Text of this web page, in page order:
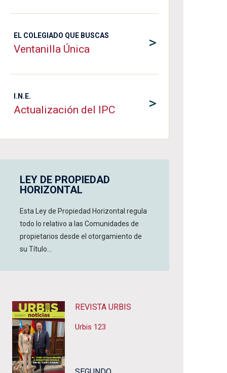
>
EL COLEGIADO QUE BUSCAS
Ventanilla Única
>
I.N.E.
Actualización del IPC
LEY DE PROPIEDAD
HORIZONTAL
Esta Ley de Propiedad Horizontal regula
todo lo relativo a las Comunidades de
propietarios desde el otorgamiento de
su Título...
REVISTA URBIS
Urbis 123